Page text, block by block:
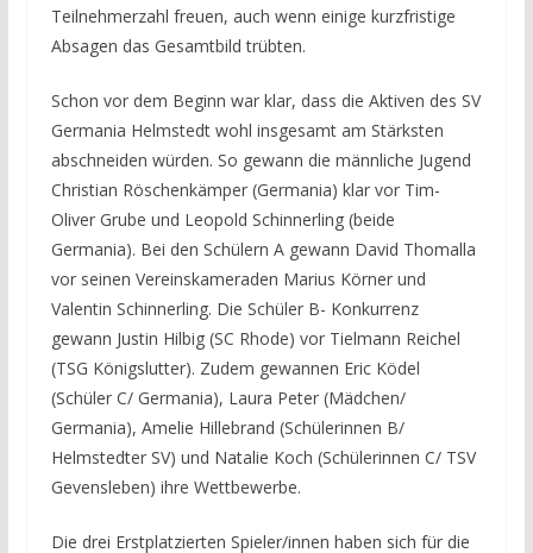
Teilnehmerzahl freuen, auch wenn einige kurzfristige
Absagen das Gesamtbild trübten.
Schon vor dem Beginn war klar, dass die Aktiven des SV
Germania Helmstedt wohl insgesamt am Stärksten
abschneiden würden. So gewann die männliche Jugend
Christian Röschenkämper (Germania) klar vor Tim-
Oliver Grube und Leopold Schinnerling (beide
Germania). Bei den Schülern A gewann David Thomalla
vor seinen Vereinskameraden Marius Körner und
Valentin Schinnerling. Die Schüler B- Konkurrenz
gewann Justin Hilbig (SC Rhode) vor Tielmann Reichel
(TSG Königslutter). Zudem gewannen Eric Ködel
(Schüler C/ Germania), Laura Peter (Mädchen/
Germania), Amelie Hillebrand (Schülerinnen B/
Helmstedter SV) und Natalie Koch (Schülerinnen C/ TSV
Gevensleben) ihre Wettbewerbe.
Die drei Erstplatzierten Spieler/innen haben sich für die